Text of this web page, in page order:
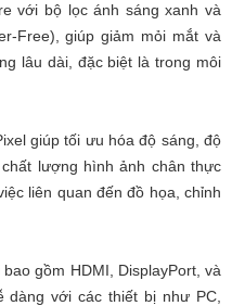
với bộ lọc ánh sáng xanh và
Free), giúp giảm mỏi mắt và
lâu dài, đặc biệt là trong môi
giúp tối ưu hóa độ sáng, độ
lượng hình ảnh chân thực
liên quan đến đồ họa, chỉnh
gồm HDMI, DisplayPort, và
dàng với các thiết bị như PC,